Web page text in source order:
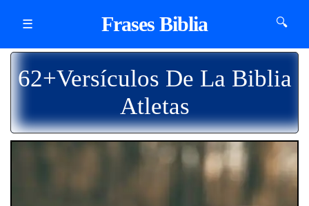
☰ Frases Biblia 🔍
62+Versículos De La Biblia
Atletas